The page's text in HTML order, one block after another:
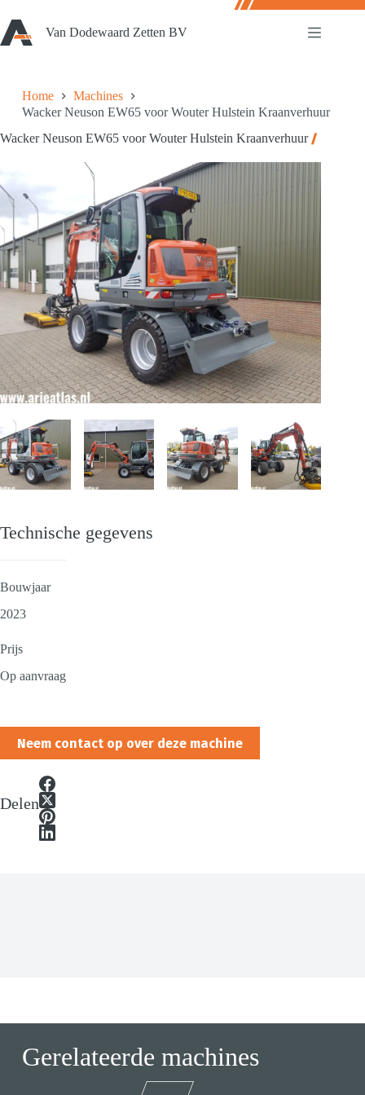
naar
de
inhoud
Van Dodewaard Zetten BV
Home
Machines
Wacker Neuson EW65 voor Wouter Hulstein Kraanverhuur
Wacker Neuson EW65 voor Wouter Hulstein Kraanverhuur
Technische gegevens
Bouwjaar
2023
Prijs
Op aanvraag
Neem contact op over deze machine
Delen
Gerelateerde machines